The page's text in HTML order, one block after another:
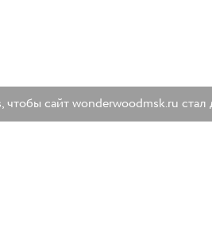
сайт wonderwoodmsk.ru стал